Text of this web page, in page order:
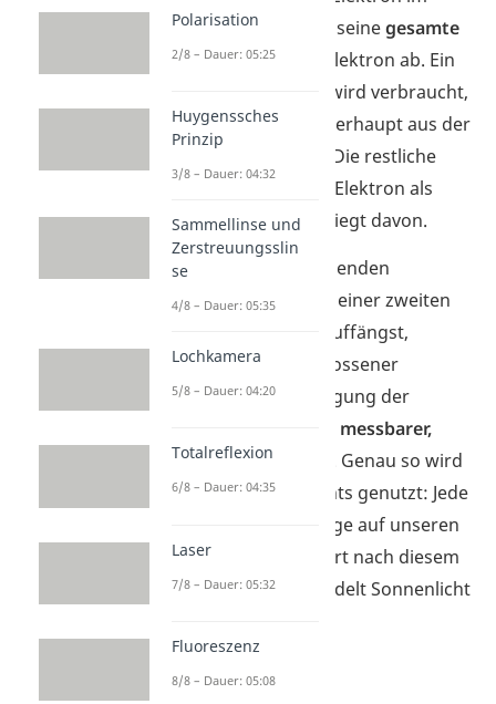
Metall trifft, gibt es seinegesamte
Energiean dieses Elektron ab. Ein
Teil dieser Energie wird verbraucht,
um das Elektron überhaupt aus der
Platte loszureißen. Die restliche
Energie nimmt das Elektron als
Schwung mit und fliegt davon.
Wenn du diese fliegenden
Elektronen nun mit einer zweiten
Platte gegenüber auffängst,
entsteht ein geschlossener
Kreislauf. Die Bewegung der
messbarer,
elektrischer Strom
. Genau so wird
die Energie des Lichts genutzt: Jede
moderne Solaranlage auf unseren
Dächern funktioniert nach diesem
Prinzip und verwandelt Sonnenlicht
Polarisation
2/8 – Dauer: 05:25
Huygenssches
Prinzip
3/8 – Dauer: 04:32
Sammellinse und
Zerstreuungsslin
se
4/8 – Dauer: 05:35
Lochkamera
5/8 – Dauer: 04:20
Totalreflexion
6/8 – Dauer: 04:35
Laser
7/8 – Dauer: 05:32
Fluoreszenz
8/8 – Dauer: 05:08